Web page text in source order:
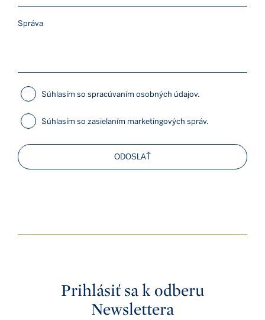
Súhlasím so spracúvaním osobných údajov.
Súhlasím so zasielaním marketingových správ.
ODOSLAŤ
Prihlásiť sa k odberu
Newslettera